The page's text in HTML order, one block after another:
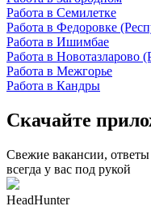
Работа в Семилетке
Работа в Федоровке
Работа в Ишимбае
Работа в Новотазларово
Работа в Межгорье
Работа в Кандры
Скачайте
Свежие вакансии,
всегда у вас под рукой
HeadHunter